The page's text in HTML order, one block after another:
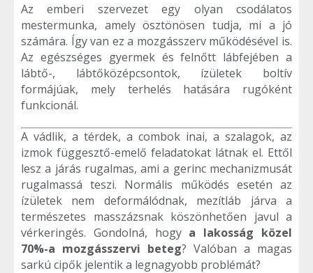
Az emberi szervezet egy olyan csodálatos
mestermunka, amely ösztönösen tudja, mi a jó
számára. Így van ez a mozgásszerv működésével is.
Az egészséges gyermek és felnőtt lábfejében a
lábtő-, lábtőközépcsontok, ízületek boltív
formájúak, mely terhelés hatására rugóként
funkcionál.
A vádlik, a térdek, a combok inai, a szalagok, az
izmok függesztő-emelő feladatokat látnak el. Ettől
lesz a járás rugalmas, ami a gerinc mechanizmusát
rugalmassá teszi. Normális működés esetén az
ízületek nem deformálódnak, mezítláb járva a
természetes masszázsnak köszönhetően javul a
vérkeringés. Gondolná, hogy a lakosság közel
70%-a mozgásszervi beteg? Valóban a magas
sarkú cipők jelentik a legnagyobb problémát?